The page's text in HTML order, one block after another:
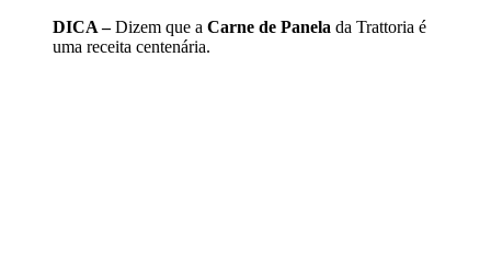
DICA –Dizem que a Carne de Panela da Trattoria é
uma receita centenária.